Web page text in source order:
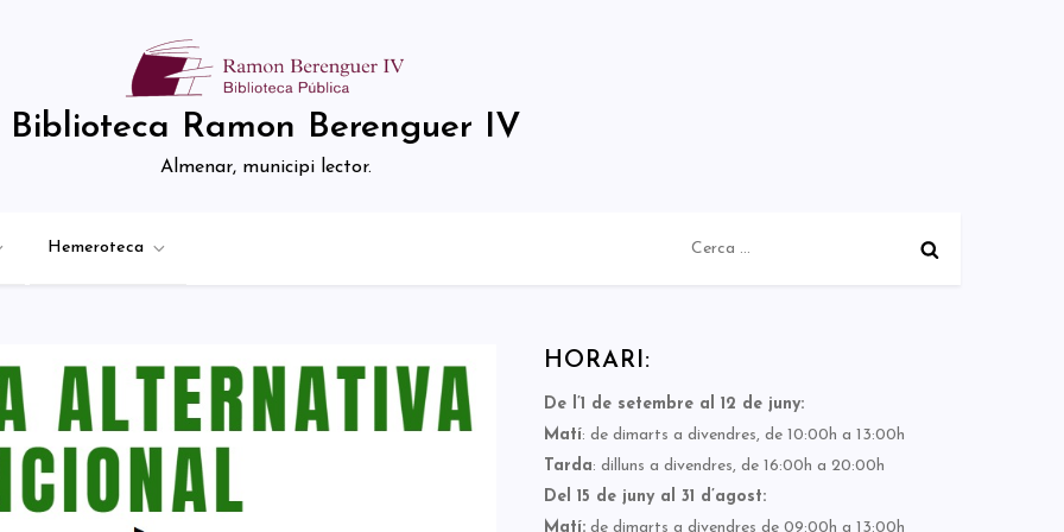
Biblioteca Ramon Berenguer IV
Almenar, municipi lector.
Hemeroteca
HORARI:
De l’1 de setembre al 12 de juny:
Matí: de dimarts a divendres, de 10:00h a 13:00h
Tarda: dilluns a divendres, de 16:00h a 20:00h
Del 15 de juny al 31 d’agost:
Matí: de dimarts a divendres de 09:00h a 13:00h